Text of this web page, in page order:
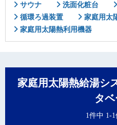
サウナ
洗面化粧台
循環ろ過装置
家庭用太
家庭用太陽熱利用機器
家庭用太陽熱給湯シ
タ
1件中 1-